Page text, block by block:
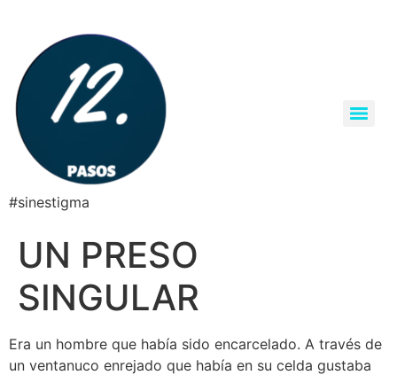
#sinestigma
UN PRESO
SINGULAR
Era un hombre que había sido encarcelado. A través de
un ventanuco enrejado que había en su celda gustaba